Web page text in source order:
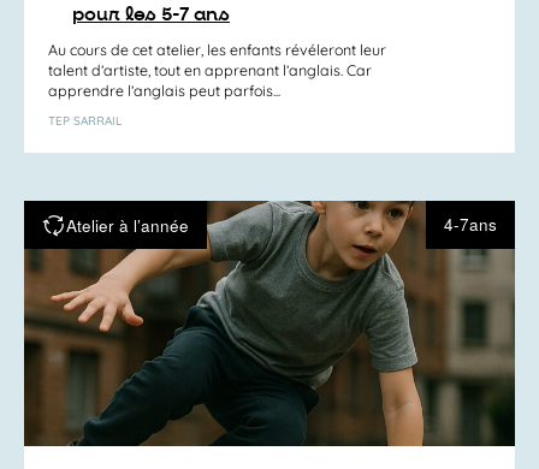
pour les 5-7 ans
Au cours de cet atelier, les enfants révéleront leur
talent d’artiste, tout en apprenant l’anglais. Car
apprendre l’anglais peut parfois...
TEP SARRAIL
Atelier à l’année 4-7ans